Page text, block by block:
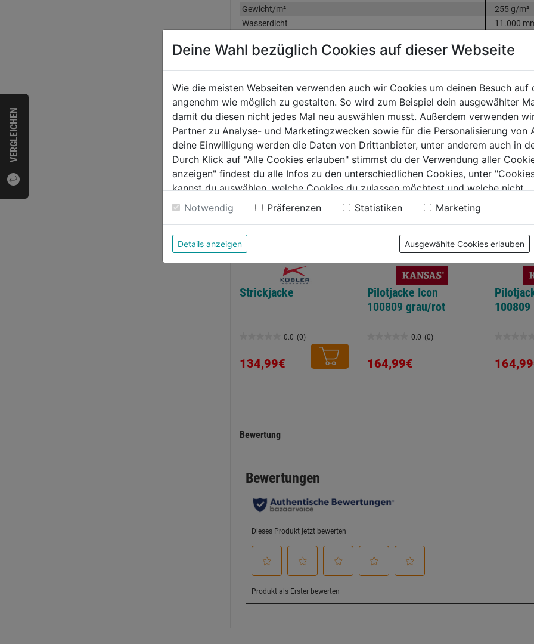
VERGLEICHEN
Gewicht/m²
255 g/m²
Wasserdicht
11.000
WEITERE PRODUKTE AUS DIESER KATEGORIE
Strickjacke
0.0 (0)
von
134,99€
Pilotjacke Icon
100809 grau/rot
0.0 (0)
von
164,99€
100809
von
Bewertung
Deine Wahl bezüglich Cookies auf dieser Webseite
Wie die meisten Webseiten verwenden auch wir Cookies um deinen Besuch auf
angenehm wie möglich zu gestalten. So wird zum Beispiel dein ausgewählter
damit du diesen nicht jedes Mal neu auswählen musst. Außerdem verwenden
Partner zu Analyse- und Marketingzwecken sowie für die Personalisierung von
deine Einwilligung werden die Daten von Drittanbieter, unter anderem auch in
Durch Klick auf "Alle Cookies erlauben" stimmst du der Verwendung aller
anzeigen" findest du alle Infos zu den unterschiedlichen Cookies, unter
kannst du auswählen, welche Cookies du zulassen möchtest und welche nicht.
Weitere Informationen findest du in unserer Datenschutzerklärung
Notwendig Präferenzen Statistiken Marketing
Details anzeigen Ausgewählte Cookies erlauben